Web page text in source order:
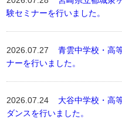
験セミナーを行いました。
2026.07.27青雲中学校・高
ナーを行いました。
2026.07.24 大谷中学校・高
ダンスを行いました。